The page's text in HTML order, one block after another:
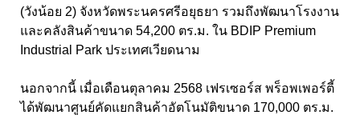
(วังน้อย 2) จังหวัดพระนครศรีอยุธยา รวมถึงพัฒนาโรงงาน
และคลังสินค้าขนาด 54,200 ตร.ม. ใน BDIP Premium
Industrial Park ประเทศเวียดนาม
นอกจากนี้ เมื่อเดือนตุลาคม 2568 เฟรเซอร์ส พร็อพเพอร์ตี้
ได้พัฒนาศูนย์คัดแยกสินค้าอัตโนมัติขนาด 170,000 ตร.ม.